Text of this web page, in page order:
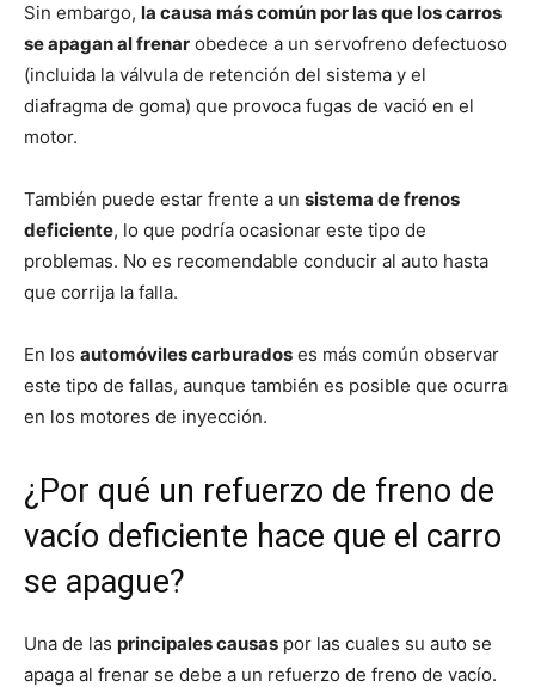
Sin embargo, la causa más común por las que los carros
se apagan al frenar obedece a un servofreno defectuoso
(incluida la válvula de retención del sistema y el
diafragma de goma) que provoca fugas de vació en el
motor.
También puede estar frente a un sistema de frenos
deficiente, lo que podría ocasionar este tipo de
problemas. No es recomendable conducir al auto hasta
que corrija la falla.
En los automóviles carburados es más común observar
este tipo de fallas, aunque también es posible que ocurra
en los motores de inyección.
¿Por qué un refuerzo de freno de
vacío deficiente hace que el carro
se apague?
Una de las principales causas por las cuales su auto se
apaga al frenar se debe a un refuerzo de freno de vacío.